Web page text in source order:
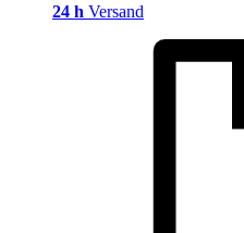
24 h Versand